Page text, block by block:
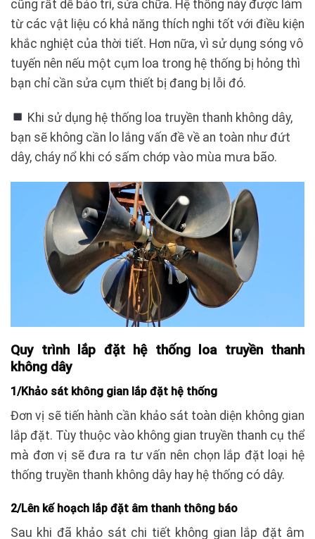
cũng rất dễ bảo trì, sửa chữa. Hệ thống này được làm
từ các vật liệu có khả năng thích nghi tốt với điều kiện
khắc nghiệt của thời tiết. Hơn nữa, vì sử dụng sóng vô
tuyến nên nếu một cụm loa trong hệ thống bị hỏng thì
bạn chỉ cần sửa cụm thiết bị đang bị lỗi đó.
Khi sử dụng hệ thống loa truyền thanh không dây,
bạn sẽ không cần lo lắng vấn đề về an toàn như đứt
dây, cháy nổ khi có sấm chớp vào mùa mưa bão.
Quy trình lắp đặt hệ thống loa truyền thanh
không dây
1/Khảo sát không gian lắp đặt hệ thống
Đơn vị sẽ tiến hành cần khảo sát toàn diện không gian
lắp đặt. Tùy thuộc vào không gian truyền thanh cụ thể
mà đơn vị sẽ đưa ra tư vấn nên chọn lắp đặt loại hệ
thống truyền thanh không dây hay hệ thống có dây.
2/Lên kế hoạch lắp đặt âm thanh thông báo
Sau khi đã khảo sát chi tiết không gian lắp đặt âm